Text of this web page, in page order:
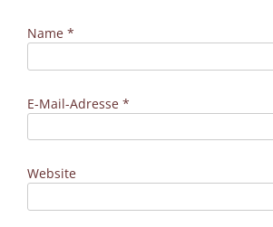
Name *
E-Mail-Adresse *
Website